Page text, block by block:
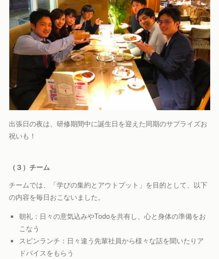
出張日の夜は、研修期間中に誕生日を迎えた同期のサプライズお
祝いも！
（３）チーム
チームでは、「学びの集約とアウトプット」を目的として、以下
の内容を毎日おこないました。
朝礼：日々の意気込みやTodoを共有し、心と身体の準備をお
こなう
スピンランチ：日々違う先輩社員から様々な話を聞いたりア
ドバイスをもらう